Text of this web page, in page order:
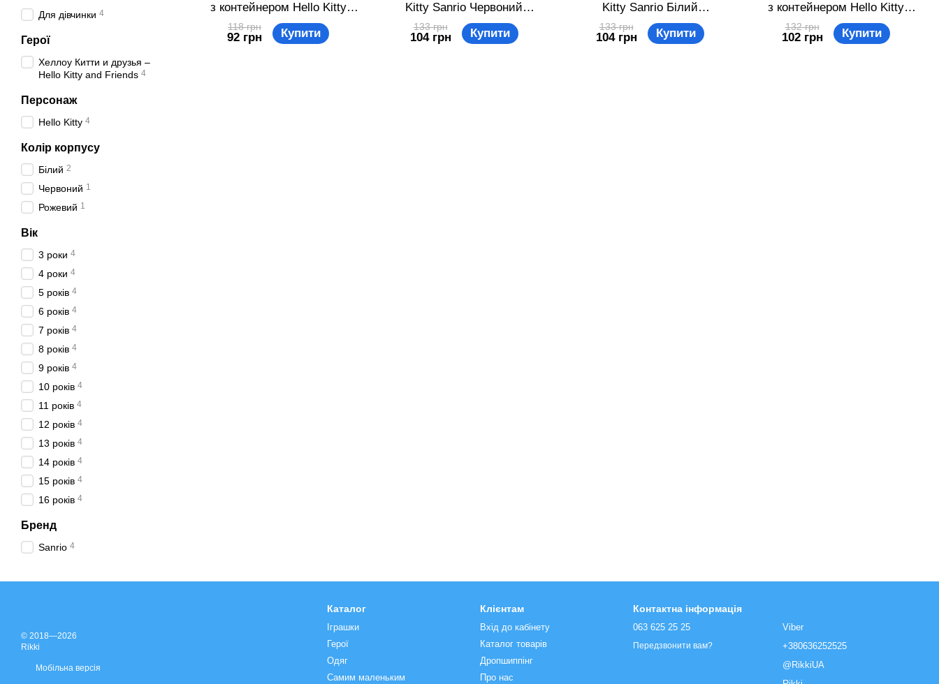
з контейнером Hello Kitty
Sanrio Білий 2000000000091
118 грн
92 грн Купити
Kitty Sanrio Червоний
881780460693
133 грн
104 грн Купити
Kitty Sanrio Білий
2000000000077
133 грн
104 грн Купити
з контейнером Hello Kitty
Sanrio Рожевий 881780733001
132 грн
102 грн Купити
Для дівчинки 4
Герої
Хеллоу Китти и друзья –
Hello Kitty and Friends 4
Персонаж
Hello Kitty 4
Колір корпусу
Білий 2
Червоний 1
Рожевий 1
Вік
3 роки 4
4 роки 4
5 років 4
6 років 4
7 років 4
8 років 4
9 років 4
10 років 4
11 років 4
12 років 4
13 років 4
14 років 4
15 років 4
16 років 4
Бренд
Sanrio 4
© 2018—2026
Rikki
Мобільна версія
Каталог
Іграшки
Герої
Одяг
Самим маленьким
Клієнтам
Вхід до кабінету
Каталог товарів
Дропшиппінг
Про нас
Контактна інформація
063 625 25 25
Передзвонити вам?
Viber
+380636252525
@RikkiUA